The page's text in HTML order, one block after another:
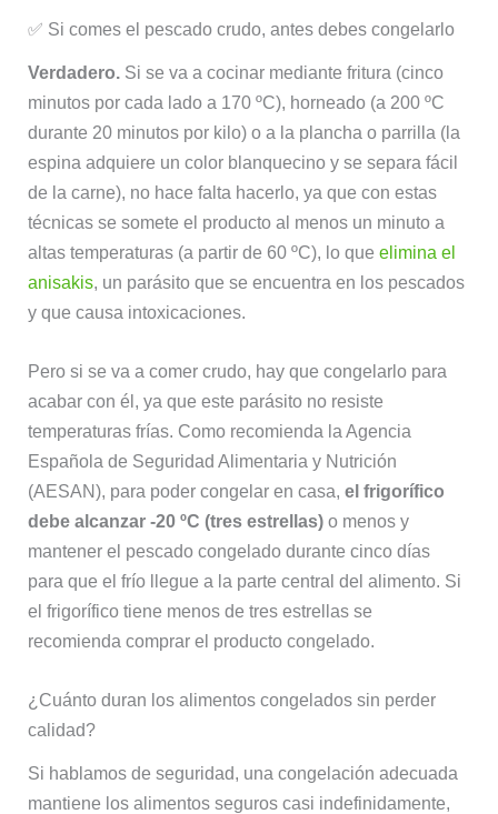
✅ Si comes el pescado crudo, antes debes congelarlo
Verdadero. Si se va a cocinar mediante fritura (cinco
minutos por cada lado a 170 ºC), horneado (a 200 ºC
durante 20 minutos por kilo) o a la plancha o parrilla (la
espina adquiere un color blanquecino y se separa fácil
de la carne), no hace falta hacerlo, ya que con estas
técnicas se somete el producto al menos un minuto a
altas temperaturas (a partir de 60 ºC), lo queelimina el
anisakis, un parásito que se encuentra en los pescados
y que causa intoxicaciones.
Pero si se va a comer crudo, hay que congelarlo para
acabar con él, ya que este parásito no resiste
temperaturas frías. Como recomienda la Agencia
Española de Seguridad Alimentaria y Nutrición
(AESAN), para poder congelar en casa,el frigorífico
debe alcanzar -20 ºC (tres estrellas) o menos y
mantener el pescado congelado durante cinco días
para que el frío llegue a la parte central del alimento. Si
el frigorífico tiene menos de tres estrellas se
recomienda comprar el producto congelado.
¿Cuánto duran los alimentos congelados sin perder
calidad?
Si hablamos de seguridad, una congelación adecuada
mantiene los alimentos seguros casi indefinidamente,